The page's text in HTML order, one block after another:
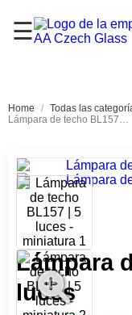
☰
Home / Todas las
Lámpara de techo BL157 | 5 luces
Lámpara
luces